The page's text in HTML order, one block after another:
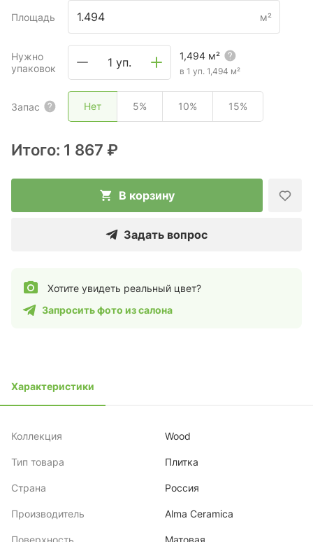
Площадь м²
Нужно
упаковок
1 уп. 1,494 м²
в 1 уп. 1,494 м²
Запас Нет 5% 10% 15%
Итого: 1 867 ₽
В корзину
Задать вопрос
Хотите увидеть реальный цвет?
Запросить фото из салона
Характеристики
Коллекция Wood
Тип товара Плитка
Страна Россия
Производитель Alma Ceramica
Поверхность Матовая